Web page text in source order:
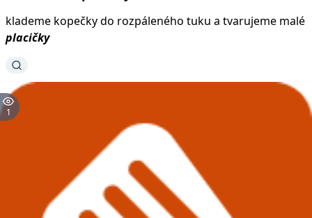
klademe kopečky do rozpáleného tuku a tvarujeme malé
placičky
1